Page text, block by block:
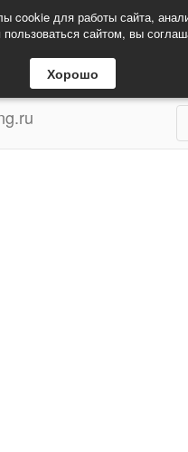
cookie для работы сайта,
сайтом, вы
Хорошо